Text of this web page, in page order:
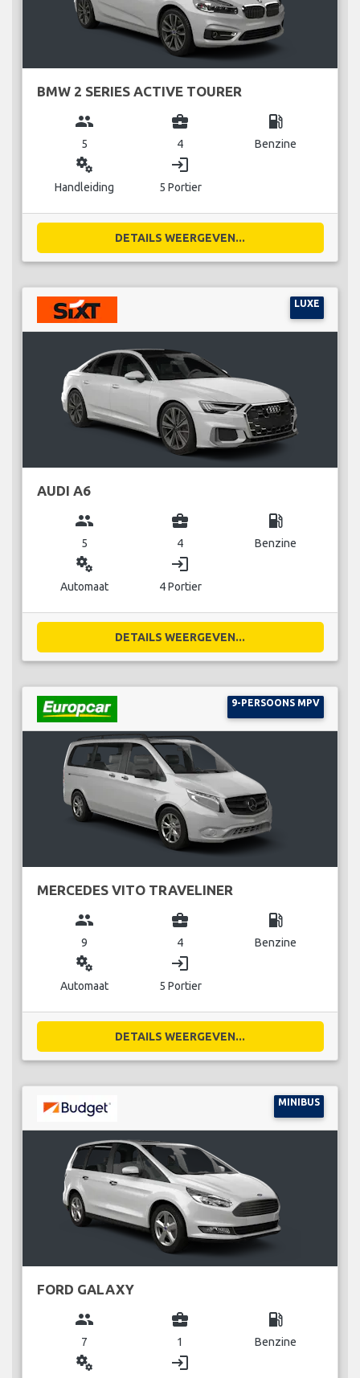
BMW 2 SERIES ACTIVE TOURER
group
5
business_center
4
local_gas_station
Benzine
miscellaneous_services
Handleiding
login
5 Portier
DETAILS WEERGEVEN...
LUXE
AUDI A6
group
5
business_center
4
local_gas_station
Benzine
miscellaneous_services
Automaat
login
4 Portier
DETAILS WEERGEVEN...
9-PERSOONS MPV
MERCEDES VITO TRAVELINER
group
9
business_center
4
local_gas_station
Benzine
miscellaneous_services
Automaat
login
5 Portier
DETAILS WEERGEVEN...
MINIBUS
FORD GALAXY
group
7
business_center
1
local_gas_station
Benzine
miscellaneous_services login